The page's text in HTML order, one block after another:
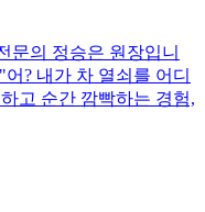
문의 정승은 원장입니
? 내가 차 열쇠를 어디
고 순간 깜빡하는 경험,